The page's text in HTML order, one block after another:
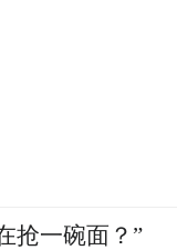
抢一碗面？”